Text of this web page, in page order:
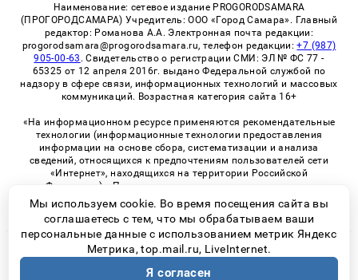
Наименование: сетевое издание PROGORODSAMARA
(ПРОГОРОДСАМАРА) Учредитель: ООО «Город Самара». Главный
редактор: Романова А.А. Электронная почта редакции:
progorodsamara@progorodsamara.ru, телефон редакции:+7 (987)
905-00-63 . Свидетельство о регистрации СМИ: ЭЛ № ФС 77 -
65325 от 12 апреля 2016г. выдано Федеральной службой по
надзору в сфере связи, информационных технологий и массовых
коммуникаций. Возрастная категория сайта 16+
«На информационном ресурсе применяются рекомендательные
технологии (информационные технологии предоставления
информации на основе сбора, систематизации и анализа
сведений, относящихся к предпочтениям пользователей сети
«Интернет», находящихся на территории Российской
Федерации)». Правила применения рекомендательных
технологий в виджетах рекламно-обменной сети
«СМИ2» (PDF)
© 2026 «ProGorodSamara» | Все права защищены
Возрастная категория сайта 16+
Мы используем cookie. Во время посещения сайта вы
соглашаетесь с тем, что мы обрабатываем ваши
персональные данные с использованием метрик Яндекс
Метрика, top.mail.ru, LiveInternet.
Я согласен